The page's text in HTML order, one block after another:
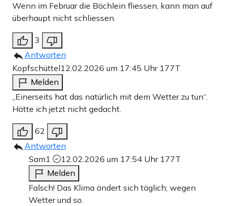
Wenn im Februar die Bächlein fliessen, kann man auf
überhaupt nicht schliessen.
3
Antworten
Kopfschüttel12.02.2026 um 17:45 Uhr 177T
Melden
„Einerseits hat das natürlich mit dem Wetter zu tun“.
Hätte ich jetzt nicht gedacht.
62
Antworten
Sam1
12.02.2026 um 17:54 Uhr 177T
Melden
Falsch! Das Klima ändert sich täglich; wegen
Wetter und so.